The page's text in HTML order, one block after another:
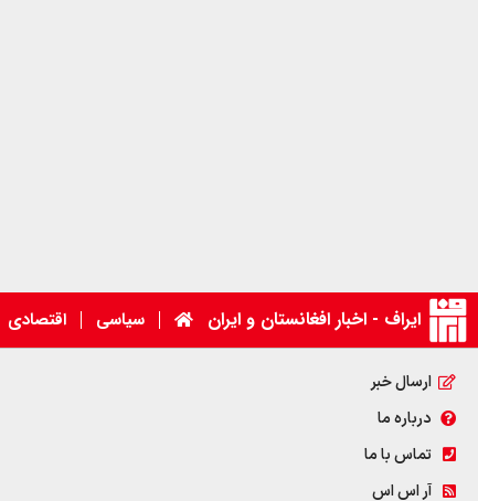
ایراف - اخبار افغانستان و ایران سیاسی اقتصادی
ارسال خبر
درباره ما
تماس با ما
آر اس اس